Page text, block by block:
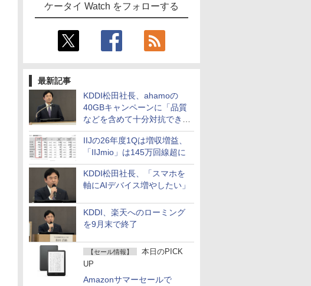
ケータイ Watch をフォローする
最新記事
KDDI松田社長、ahamoの
40GBキャンペーンに「品質
などを含めて十分対抗でき
る」
IIJの26年度1Qは増収増益、
「IIJmio」は145万回線超に
KDDI松田社長、「スマホを
軸にAIデバイス増やしたい」
KDDI、楽天へのローミング
を9月末で終了
【セール情報】
本日のPICK
UP
Amazonサマーセールで